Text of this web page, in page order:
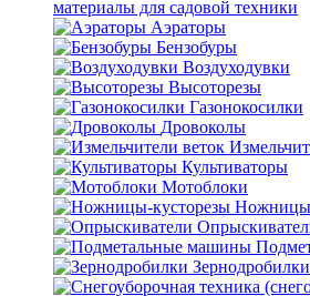
материалы для садовой техники
Аэраторы
Бензобуры
Воздуходувки
Высоторезы
Газонокосилки
Дровоколы
Культиваторы
Мотоблоки
Зернодробилки